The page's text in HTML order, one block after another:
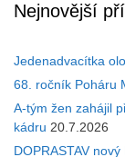
Nejnovější
Jedenadvacítka
68. ročník Poháru
A-tým žen zahájil
kádru 20.7.2026
DOPRASTAV